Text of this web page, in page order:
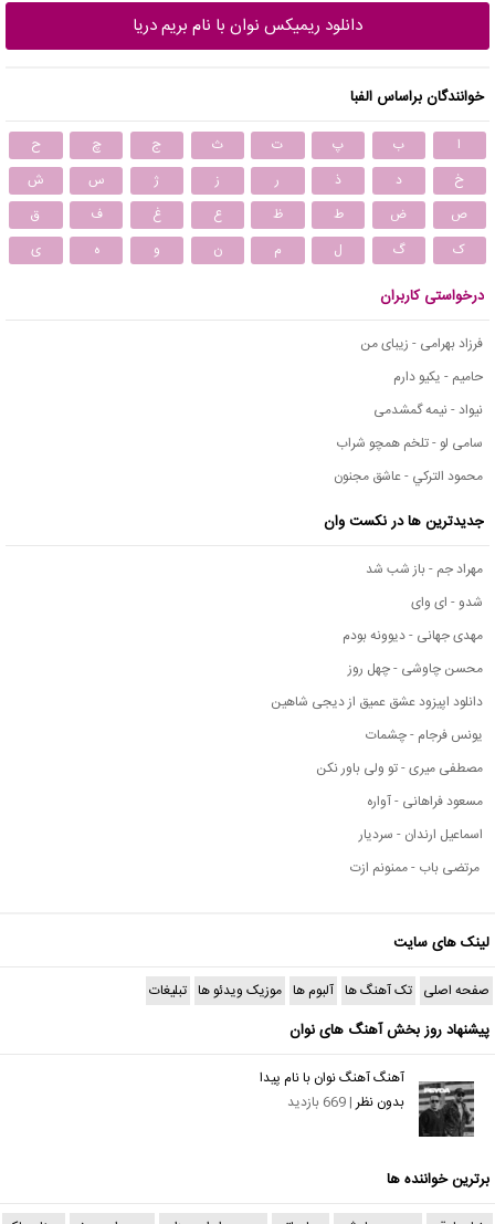
دانلود ریمیکس نوان با نام بریم دریا
خوانندگان براساس الفبا
ا ب پ ت ث ج چ
ح
خ
د ذ ر ز ژ س
ش
ص
ض ط ظ ع غ ف
ق
ک
گ ل م ن و ه ی
درخواستی کاربران
فرزاد بهرامی - زیبای من
حامیم - یکیو دارم
نیواد - نیمه گمشدمی
سامی لو - تلخم همچو شراب
محمود التركي - عاشق مجنون
جدیدترین ها در نکست وان
مهراد جم - باز شب شد
شدو - ای وای
مهدی جهانی - دیوونه بودم
محسن چاوشی - چهل روز
دانلود اپیزود عشق عمیق از دیجی شاهین
یونس فرجام - چشمات
مصطفی میری - تو ولی باور نکن
مسعود فراهانی - آواره
اسماعیل ارندان - سردیار
مرتضی باب - ممنونم ازت
لینک های سایت
صفحه اصلی تک آهنگ ها آلبوم ها موزیک ویدئو ها تبلیغات
پیشنهاد روز بخش آهنگ های نوان
آهنگ آهنگ نوان با نام پیدا
بدون نظر | 669 بازدید
برترین خواننده ها